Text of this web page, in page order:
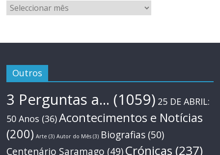
Arquivo
Outros
3 Perguntas a... (1059) 25 DE ABRIL:
50 Anos (36)Acontecimentos e Notícias
(200) Arte (3) Autor do Mês (3) Biografias (50)
Centenário Saramago (49)Crónicas (237)